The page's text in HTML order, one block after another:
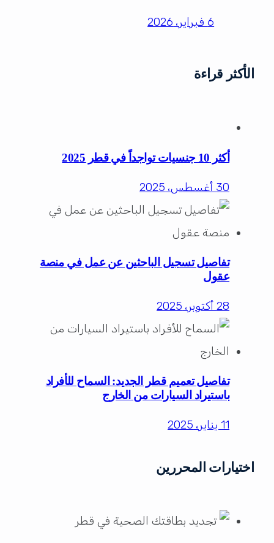
6 فبراير، 2026
الأكثر قراءة
أكثر 10 جنسيات تواجداً في قطر 2025
30 أغسطس، 2025
تفاصيل تسجيل الباحثين عن عمل في منصة
عقول
28 أكتوبر، 2025
تفاصيل تعميم قطر الجديد: السماح للأفراد
باستيراد السيارات من الخارج
11 يناير، 2025
اختيارات المحررين